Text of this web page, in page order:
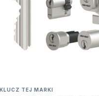
KLUCZ TEJ MARKI